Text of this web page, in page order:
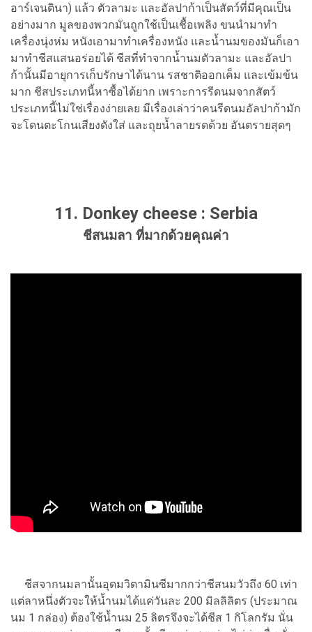
อาร์เจนตินา) แล้ว ตัวลามะ และอัลปาก้าเป็นสัตว์ที่มีคุณเป็น
อย่างมาก มูลของพวกมันถูกใช้เป็นเชื้อเพลิง ขนนำมาทำ
เครื่องนุ่งห่ม หนังเอามาทำเครื่องหนัง และน้ำนมของมันก็เอา
มาทำชีสแสนอร่อยได้ ชีสที่ทำจากน้ำนมตัวลามะ และอัลปา
ก้านั้นมีอายุการเก็บรักษาได้นาน รสชาติออกเค็ม และเข้มข้น
มาก ชีสประเภทนี้หาซื้อได้ยาก เพราะการรีดนมจากสัตว์
ประเภทนี้ไม่ใช่เรื่องง่ายเลย มีเรื่องเล่าว่าคนรีดนมอัลปาก้ามัก
จะโดนตะโกนเสียงดังใส่ และถุยน้ำลายรดด้วย อันตรายสุดๆ
11. Donkey cheese : Serbia
ชีสนมลา ที่มากด้วยคุณค่า
ชีสจากนมลานั้นอุดมวิตามินซีมากกว่าชีสนมวัวถึง 60 เท่า
แต่ลาหนึ่งตัวจะให้น้ำนมได้แค่วันละ 200 มิลลิลิตร (ประมาณ
นม 1 กล่อง) ต้องใช้น้ำนม 25 ลิตรจึงจะได้ชีส 1 กิโลกรัม นั่น